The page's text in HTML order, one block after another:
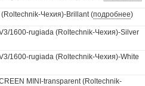
Чехия)-Brillant (подробнее)
1600-rugiada (Roltechnik-Чехия)-Silver
1600-rugiada (Roltechnik-Чехия)-White
MINI-transparent (Roltechnik-